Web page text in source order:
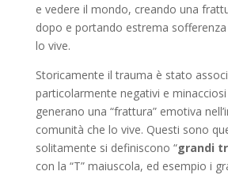
e vedere il mondo, creando una
dopo e portando estrema
lo vive.
Storicamente il trauma è stato
particolarmente negativi e
generano una “frattura” emotiva
comunità che lo vive. Questi sono
solitamente si definiscono “grandi
con la “T” maiuscola, ed esempio i